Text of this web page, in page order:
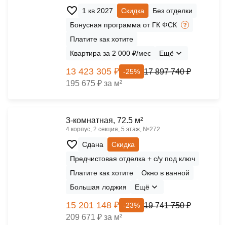
1 кв 2027 Скидка
Без отделки
Бонусная программа от ГК ФСК
Платите как хотите
Квартира за 2 000 ₽/мес
Ещё
13 423 305 ₽ -25% 17 897 740 ₽
195 675 ₽ за м²
3-комнатная, 72.5 м²
4 корпус, 2 секция, 5 этаж, №272
Сдана
Скидка
Предчистовая отделка + с/у под ключ
Платите как хотите
Окно в ванной
Большая лоджия
Ещё
15 201 148 ₽ -23% 19 741 750 ₽
209 671 ₽ за м²